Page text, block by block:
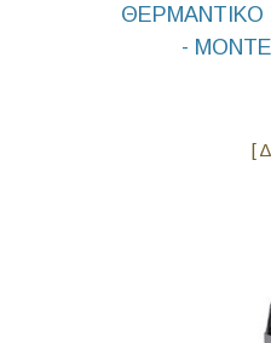
ΘΕΡΜΑΝΤΙΚΟ
-